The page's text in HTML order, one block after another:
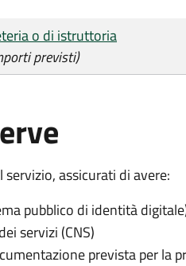
o di istruttoria
previsti)
servizio, assicurati di avere:
pubblico di identità
servizi (CNS)
prevista per la